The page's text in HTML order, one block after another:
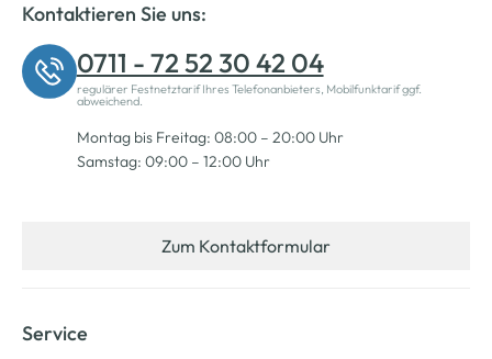
Kontaktieren Sie uns:
0711 - 72 52 30 42 04
regulärer Festnetztarif Ihres Telefonanbieters, Mobilfunktarif ggf.
abweichend.
Montag bis Freitag: 08:00 – 20:00 Uhr
Samstag: 09:00 – 12:00 Uhr
Zum Kontaktformular
Service